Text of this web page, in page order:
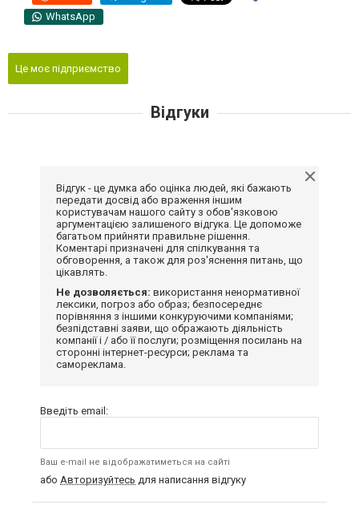
WhatsApp
Це моє підприємство
Відгуки
Відгук - це думка або оцінка людей, які бажають
передати досвід або враження іншим
користувачам нашого сайту з обов'язковою
аргументацією залишеного відгука. Це допоможе
багатьом прийняти правильне рішення.
Коментарі призначені для спілкування та
обговорення, а також для роз'яснення питань, що
цікавлять.
Не дозволяється: використання ненормативної
лексики, погроз або образ; безпосереднє
порівняння з іншими конкуруючими компаніями;
безпідставні заяви, що ображають діяльність
компанії і / або її послуги; розміщення посилань на
сторонні інтернет-ресурси; реклама та
самореклама.
Введіть email:
Ваш e-mail не відображатиметься на сайті
або Авторизуйтесь для написання відгуку